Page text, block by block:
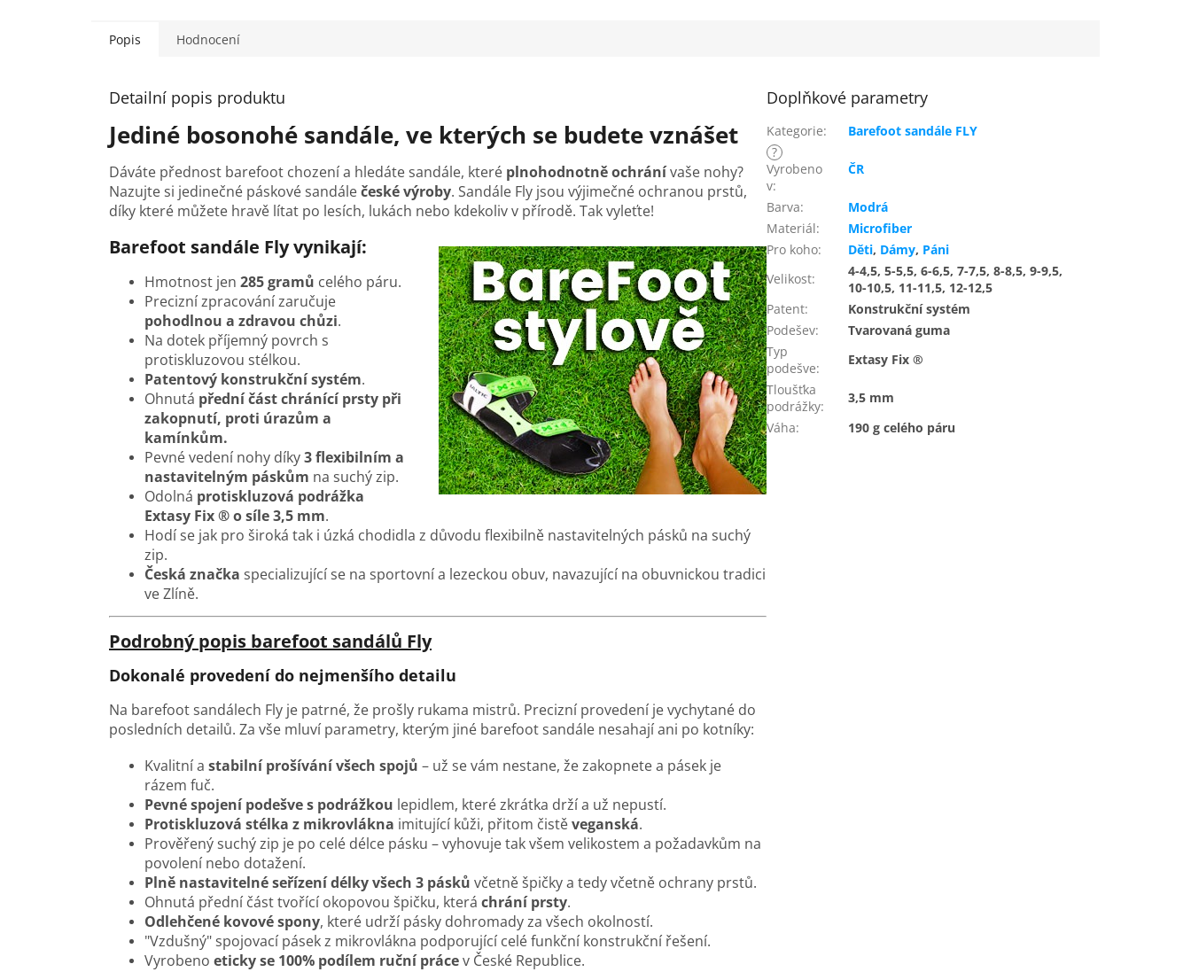
Popis Hodnocení
Detailní popis produktu
Jediné bosonohé sandále, ve kterých se budete vznášet
Dáváte přednost barefoot chození a hledáte sandále, které plnohodnotně ochránívaše nohy?
Nazujte si jedinečné páskové sandálečeské výroby. Sandále Fly jsou výjimečné ochranou prstů,
díky které můžete hravě lítat po lesích, lukách nebo kdekoliv v přírodě. Tak vyleťte!
Barefoot sandále Fly vynikají:
Hmotnost jen 285 gramů celého páru.
Precizní zpracování zaručuje
pohodlnou a zdravou chůzi.
Na dotek příjemný povrch s
protiskluzovou stélkou.
Patentový konstrukční systém.
Ohnutá přední část chránící prsty při
zakopnutí, proti úrazům a
kamínkům.
Pevné vedení nohy díky3 flexibilním a
nastavitelným páskům na suchý zip.
Odolná protiskluzová podrážka
Extasy Fix ® o síle 3,5 mm.
Hodí se jak pro široká tak i úzká chodidla z důvodu flexibilně nastavitelných pásků na suchý
zip.
Česká značka specializující se na sportovní a lezeckou obuv, navazující na obuvnickou tradici
ve Zlíně.
Podrobný popis barefoot sandálů Fly
Dokonalé provedení do nejmenšího detailu
Na barefoot sandálech Fly je patrné, že prošly rukama mistrů. Precizní provedení je vychytané do
posledních detailů. Za vše mluví parametry, kterým jiné barefoot sandále nesahají ani po kotníky:
Kvalitní a stabilní prošívání všech spojů – už se vám nestane, že zakopnete a pásek je
rázem fuč.
Pevné spojení podešve s podrážkou lepidlem, které zkrátka drží a už nepustí.
Protiskluzová stélka z mikrovlákna imitující kůži, přitom čistěveganská.
Prověřený suchý zip je po celé délce pásku –vyhovuje tak všem velikostem a požadavkům na
povolení nebo dotažení.
Plně nastavitelné seřízení délky všech 3 pásků včetně špičky a tedy včetně ochrany prstů.
Ohnutá přední část tvořící okopovou špičku, která chrání prsty.
Odlehčené kovové spony, které udrží pásky dohromady za všech okolností.
"Vzdušný" spojovací pásek z mikrovlákna podporující celé funkční konstrukční řešení.
Vyrobeno eticky se 100% podílem ruční prácev České Republice.
Doplňkové parametry
Kategorie:
Barefoot sandále FLY
?
Vyrobeno
v:
ČR
Barva:
Modrá
Materiál:
Microfiber
Pro koho: Děti, Dámy, Páni
Velikost:
4-4,5, 5-5,5, 6-6,5, 7-7,5, 8-8,5, 9-9,5,
10-10,5, 11-11,5, 12-12,5
Patent:
Konstrukční systém
Podešev:
Tvarovaná guma
Typ
podešve:
Extasy Fix ®
Tloušťka
podrážky:
3,5 mm
Váha: 190 g celého páru